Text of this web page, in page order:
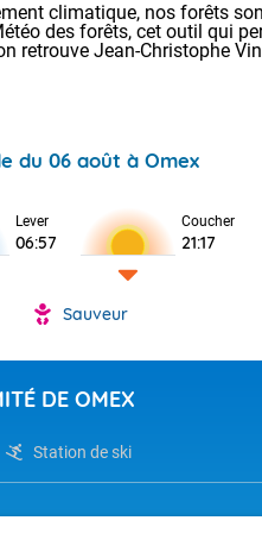
Tendance
climatique, nos forêts
des forêts, cet outil qui
retrouve Jean-Christophe
du 06 août à Omex
Lever
06:57
Coucher
21:17
Sauveur
DE OMEX
Station de ski
Voici les
: 18/23 Paris
Clermont-
Lille : 19/24
Cet après-
Sur le Sud-